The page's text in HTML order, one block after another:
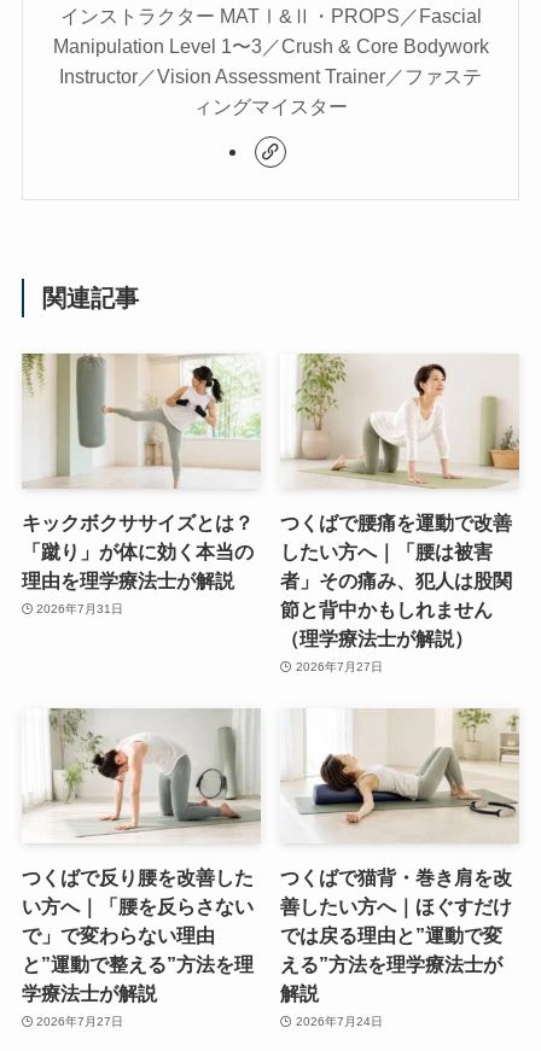
インストラクター MATⅠ&Ⅱ・PROPS／Fascial
Manipulation Level 1〜3／Crush & Core Bodywork
Instructor／Vision Assessment Trainer／ファステ
ィングマイスター
関連記事
キックボクササイズとは？
「蹴り」が体に効く本当の
理由を理学療法士が解説
2026年7月31日
つくばで腰痛を運動で改善
したい方へ｜「腰は被害
者」その痛み、犯人は股関
節と背中かもしれません
（理学療法士が解説）
2026年7月27日
つくばで反り腰を改善した
い方へ｜「腰を反らさない
で」で変わらない理由
と”運動で整える”方法を理
学療法士が解説
2026年7月27日
つくばで猫背・巻き肩を改
善したい方へ｜ほぐすだけ
では戻る理由と”運動で変
える”方法を理学療法士が
解説
2026年7月24日